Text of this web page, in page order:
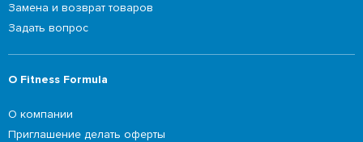
Замена и возврат товаров
Задать вопрос
О Fitness Formula
О компании
Приглашение делать оферты